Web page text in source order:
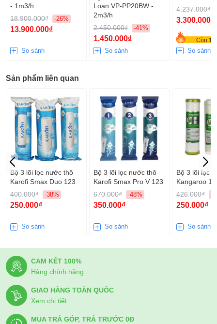
- 1m3/h
18.900.000₫
-26%
13.900.000₫
So sánh
Loan VP-PP20BW -
2m3/h
2.450.000₫
-41%
1.450.000₫
So sánh
4.237.000₫
3.300.000₫
Còn 10
So sánh
Sản phẩm liên quan
Bộ 3 lõi lọc nước thô
Karofi Smax Duo 123
400.000₫
-38%
250.000₫
So sánh
Bộ 3 lõi lọc nước thô
Karofi Smax Pro V 123
670.000₫
-48%
350.000₫
So sánh
Bộ 3 lõi lọc
Kangaroo
426.000₫
-
250.000₫
So sánh
CAM KẾT 100%
Hàng chính hãng
GIAO HÀNG TOÀN QUỐC
Xem chi tiết
MUA TRẢ GÓP, TRẢ TRƯỚC 0Đ